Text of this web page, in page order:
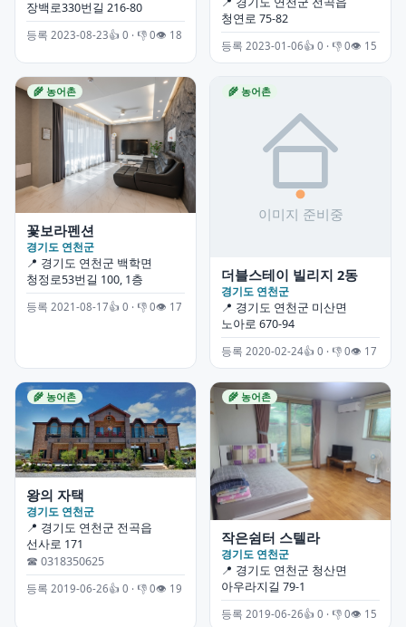
장백로330번길 216-80
등록 2023-08-23👍 0 · 👎 0👁 18
청연로 75-82
등록 2023-01-06👍 0 · 👎 0👁 15
🌾 농어촌
꽃보라펜션
경기도 연천군
📍 경기도 연천군 백학면
청정로53번길 100, 1층
등록 2021-08-17👍 0 · 👎 0👁 17
🌾 농어촌
더블스테이 빌리지 2동
경기도 연천군
📍 경기도 연천군 미산면
노아로 670-94
등록 2020-02-24👍 0 · 👎 0👁 17
🌾 농어촌
왕의 자택
경기도 연천군
📍 경기도 연천군 전곡읍
선사로 171
☎ 0318350625
등록 2019-06-26👍 0 · 👎 0👁 19
🌾 농어촌
작은쉼터 스텔라
경기도 연천군
📍 경기도 연천군 청산면
아우라지길 79-1
등록 2019-06-26👍 0 · 👎 0👁 15